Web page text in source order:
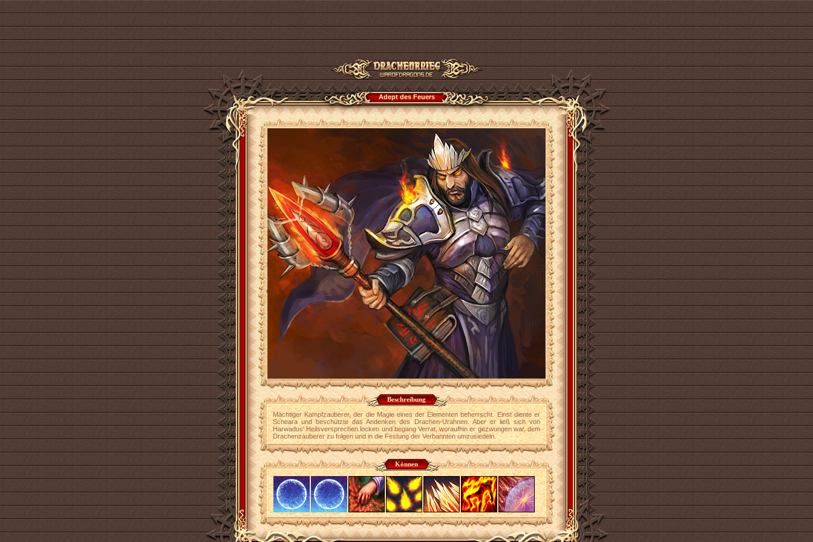
Adept des Feuers
Beschreibung
Mächtiger Kampfzauberer, der die Magie eines der Elementen beherrscht. Einst diente er
Scheara und beschützte das Andenken des Drachen-Urahnen. Aber er ließ sich von
Harwadus' Heilsversprechen locken und begang Verrat, woraufhin er gezwungen war, dem
Drachenzauberer zu folgen und in die Festung der Verbannten umzusiedeln.
Können